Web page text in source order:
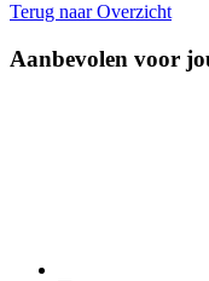
Terug naar Overzicht
Aanbevolen voor